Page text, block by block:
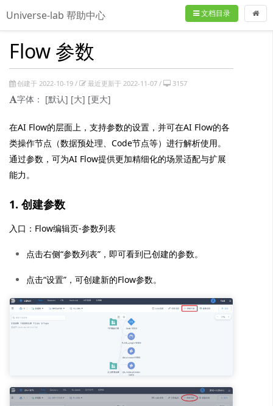
Universe-lab 帮助中心 文档目录
Flow 参数
创建于 2022-10-19 / 最近更新于 2022-11-07 / 3157
字体： [默认] [大] [更大]
在AI Flow的层面上，支持参数的设置，并可在AI Flow的各
类操作节点（数据预处理、Code节点等）进行解析使用。
通过参数，可为AI Flow提供更加精细化的场景适配与扩展
能力。
1. 创建参数
入口：Flow编辑页-参数列表
点击右侧“参数列表”，即可看到已创建的参数。
点击“设置”，可创建新的Flow参数。